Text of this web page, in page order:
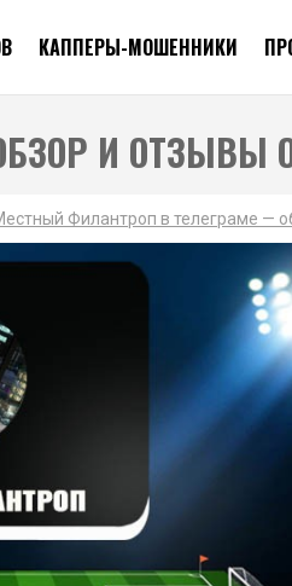
КАППЕРЫ-МОШЕННИКИ
И ОТЗЫВЫ
Филантроп в телеграме —